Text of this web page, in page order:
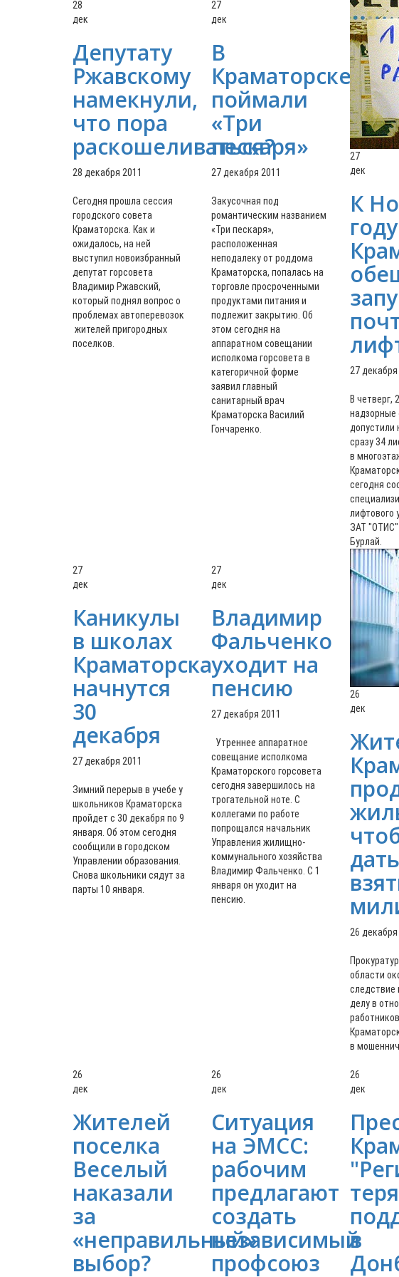
28
дек
Депутату
Ржавскому
намекнули,
что пора
раскошеливаться?
28 декабря 2011
Сегодня прошла сессия
городского совета
Краматорска. Как и
ожидалось, на ней
выступил новоизбранный
депутат горсовета
Владимир Ржавский,
который поднял вопрос о
проблемах автоперевозок
жителей пригородных
поселков.
27
дек
В
Краматорске
поймали
«Три
пескаря»
27 декабря 2011
Закусочная под
романтическим названием
«Три пескаря»,
расположенная
неподалеку от роддома
Краматорска, попалась на
торговле просроченными
продуктами питания и
подлежит закрытию. Об
этом сегодня на
аппаратном совещании
исполкома горсовета в
категоричной форме
заявил главный
санитарный врач
Краматорска Василий
Гончаренко.
27
дек
К
27 декабря
В четверг,
надзорные
допустили
сразу 34
в
сегодня
лифтового
ЗАТ "ОТИС"
Бурлай.
27
дек
Каникулы
в школах
Краматорска
начнутся
30
декабря
27 декабря 2011
Зимний перерыв в учебе у
школьников Краматорска
пройдет с 30 декабря по 9
января. Об этом сегодня
сообщили в городском
Управлении образования.
Снова школьники сядут за
парты 10 января.
27
дек
Владимир
Фальченко
уходит на
пенсию
27 декабря 2011
Утреннее аппаратное
совещание исполкома
Краматорского горсовета
сегодня завершилось на
трогательной ноте. С
коллегами по работе
попрощался начальник
Управления жилищно-
коммунального хозяйства
Владимир Фальченко. С 1
января он уходит на
пенсию.
26
дек
дать
26 декабря
области
следствие
делу в
в
26
дек
Жителей
поселка
Веселый
наказали
за
«неправильный»
выбор?
26
дек
Ситуация
на ЭМСС:
рабочим
предлагают
создать
независимый
профсоюз
26
дек
в